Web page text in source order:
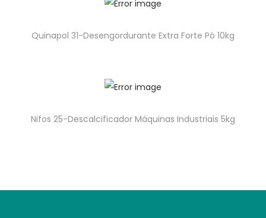
Quinapol 31-Desengordurante Extra Forte Pó 10kg
Nifos 25-Descalcificador Máquinas Industriais 5kg